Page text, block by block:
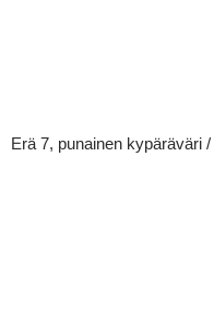
Erä 7, punainen kypäräväri